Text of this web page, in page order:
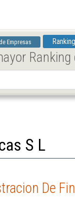
Empresas
S L
De